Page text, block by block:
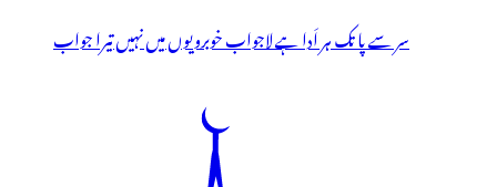
سر سے پا تک ہر اَدا ہے لاجواب خوبرویوں میں نہیں تیرا جواب